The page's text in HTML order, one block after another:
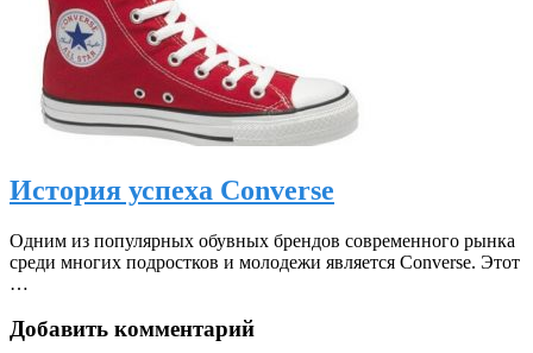
История успеха Converse
Одним из популярных обувных брендов современного рынка
среди многих подростков и молодежи является Converse. Этот
…
Добавить комментарий